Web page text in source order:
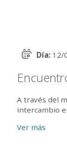
Día: 12/
A través del
intercambio
Coordi...
Ver más